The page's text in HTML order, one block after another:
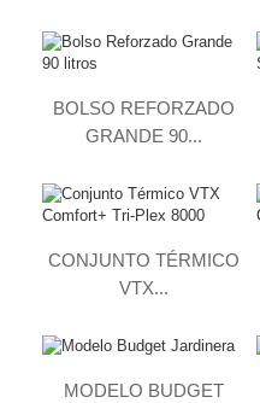
BOLSO REFORZADO
GRANDE 90...
CONJUNTO TÉRMICO
VTX...
MODELO BUDGET